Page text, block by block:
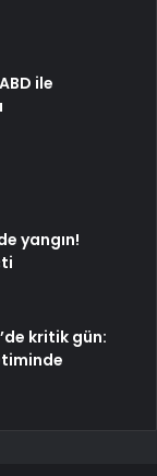
ile
yangın!
kritik gün: